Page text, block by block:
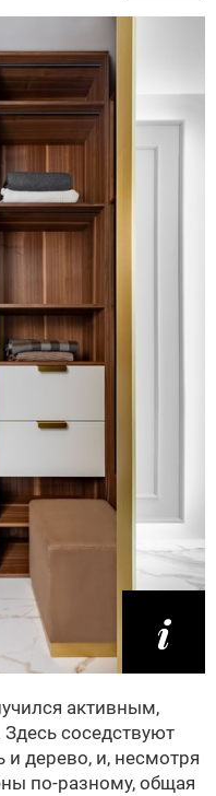
активным,
соседствуют
и дерево, и, несмотря
по-разному, общая